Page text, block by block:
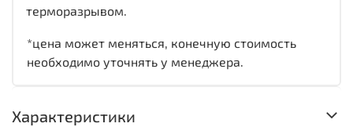
терморазрывом.
*цена может меняться, конечную стоимость
необходимо уточнять у менеджера.
Характеристики